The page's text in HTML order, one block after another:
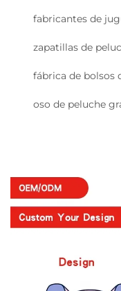
fabricantes de
zapatillas de
fábrica de bolsos
oso de peluche